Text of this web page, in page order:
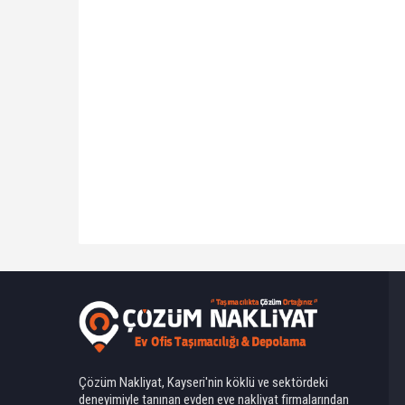
Çözüm Nakliyat, Kayseri'nin köklü ve sektördeki
deneyimiyle tanınan evden eve nakliyat firmalarından
Ahmet Yılmaz